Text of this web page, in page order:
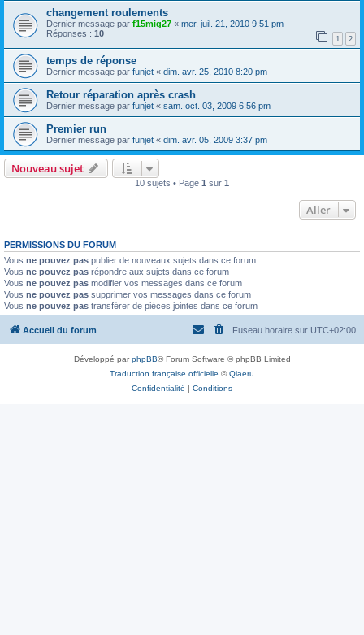
changement roulements
Dernier message par f15mig27 « mer. juil. 21, 2010 9:51 pm
Réponses : 10 1 2
temps de réponse
Dernier message par funjet « dim. avr. 25, 2010 8:20 pm
Retour réparation après crash
Dernier message par funjet « sam. oct. 03, 2009 6:56 pm
Premier run
Dernier message par funjet « dim. avr. 05, 2009 3:37 pm
Nouveau sujet
10 sujets • Page 1 sur 1
Aller
PERMISSIONS DU FORUM
Vous ne pouvez pas publier de nouveaux sujets dans ce forum
Vous ne pouvez pas répondre aux sujets dans ce forum
Vous ne pouvez pas modifier vos messages dans ce forum
Vous ne pouvez pas supprimer vos messages dans ce forum
Vous ne pouvez pas transférer de pièces jointes dans ce forum
Accueil du forum Fuseau horaire sur UTC+02:00
Développé parphpBB® Forum Software © phpBB Limited
Traduction française officielle ©Qiaeru
Confidentialité | Conditions